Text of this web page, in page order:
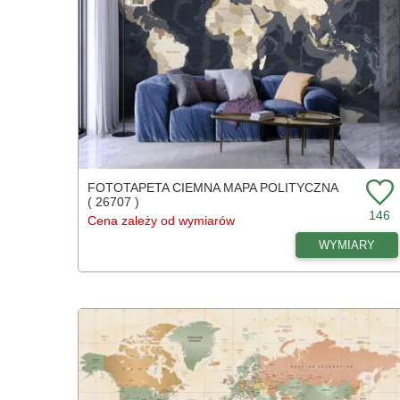
FOTOTAPETA CIEMNA MAPA POLITYCZNA
( 26707 )
Cena zależy od wymiarów
146
WYMIARY